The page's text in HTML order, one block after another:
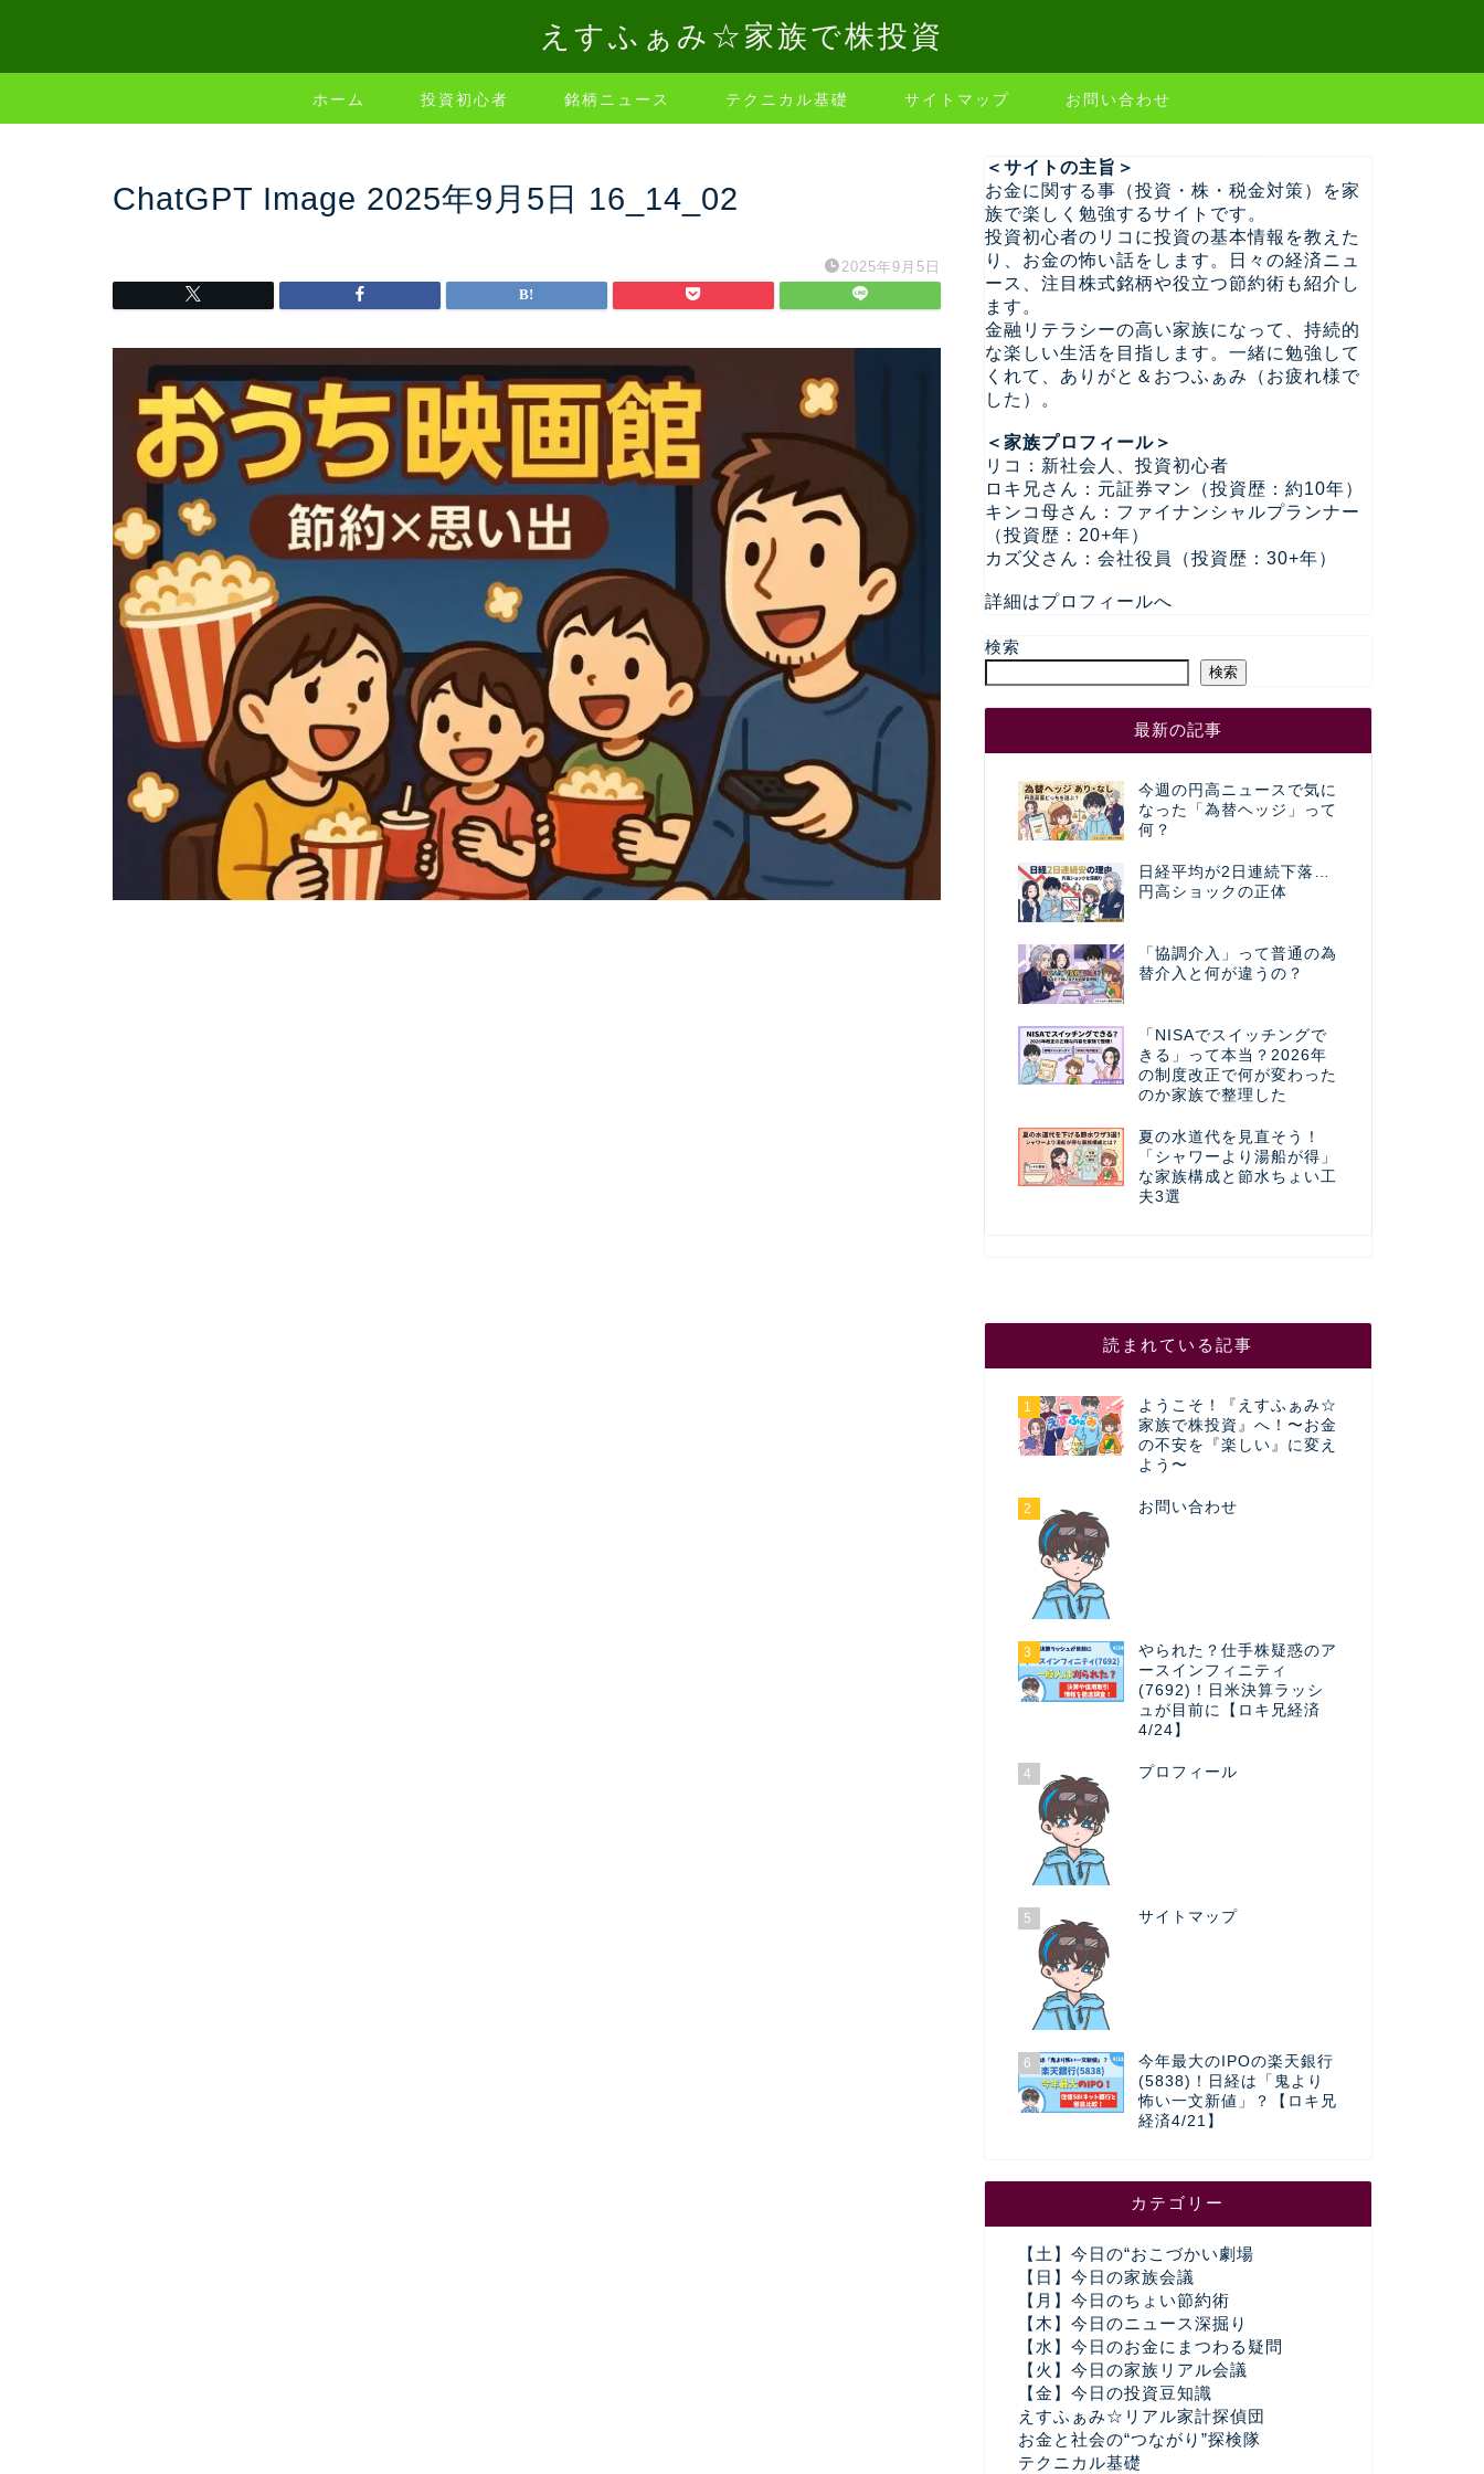
えすふぁみ☆家族で株投資
ホーム 投資初心者 銘柄ニュース テクニカル基礎 サイトマップ お問い合わせ
ChatGPT Image 2025年9月5日 16_14_02
2025年9月5日
＜サイトの主旨＞
お金に関する事（投資・株・税金対策）を家
族で楽しく勉強するサイトです。
投資初心者のリコに投資の基本情報を教えた
り、お金の怖い話をします。日々の経済ニュ
ース、注目株式銘柄や役立つ節約術も紹介し
ます。
金融リテラシーの高い家族になって、持続的
な楽しい生活を目指します。一緒に勉強して
くれて、ありがと＆おつふぁみ（お疲れ様で
した）。
＜家族プロフィール＞
リコ：新社会人、投資初心者
ロキ兄さん：元証券マン（投資歴：約10年）
キンコ母さん：ファイナンシャルプランナー
（投資歴：20+年）
カズ父さん：会社役員（投資歴：30+年）
詳細はプロフィールへ
検索
検索
最新の記事
今週の円高ニュースで気に
なった「為替ヘッジ」って
何？
日経平均が2日連続下落…
円高ショックの正体
「協調介入」って普通の為
替介入と何が違うの？
「NISAでスイッチングで
きる」って本当？2026年
の制度改正で何が変わった
のか家族で整理した
夏の水道代を見直そう！
「シャワーより湯船が得」
な家族構成と節水ちょい工
夫3選
読まれている記事
1
ようこそ！『えすふぁみ☆
家族で株投資』へ！〜お金
の不安を『楽しい』に変え
よう〜
2 お問い合わせ
3
やられた？仕手株疑惑のア
ースインフィニティ
(7692)！日米決算ラッシ
ュが目前に【ロキ兄経済
4/24】
4 プロフィール
5 サイトマップ
6
今年最大のIPOの楽天銀行
(5838)！日経は「鬼より
怖い一文新値」？【ロキ兄
経済4/21】
カテゴリー
【土】今日の“おこづかい劇場
【日】今日の家族会議
【月】今日のちょい節約術
【木】今日のニュース深掘り
【水】今日のお金にまつわる疑問
【火】今日の家族リアル会議
【金】今日の投資豆知識
えすふぁみ☆リアル家計探偵団
お金と社会の“つながり”探検隊
テクニカル基礎